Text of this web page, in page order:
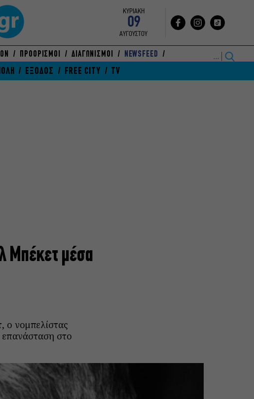
ΚΥΡΙΑΚΗ
09
ΑΥΓΟΥΣΤΟΥ
ΠΡΟΟΡΙΣΜΟΙ ΔΙΑΓΩΝΙΣΜΟΙ NEWSFEED
ΕΞΟΔΟΣ FREE CITY TV
Μπέκετ μέσα
ο νομπελίστας
επανάσταση στο